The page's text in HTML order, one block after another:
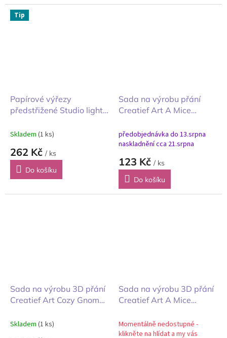
Tip
Papírové výřezy
předstřižené Studio light
Skladem (1 ks)
262 Kč / ks
Do košíku
Sada na výrobu přání
Creatief Art A Mice
dovolené A6
předobjednávka do 13.srpna
naskladnění cca 21.srpna
123 Kč / ks
Do košíku
Sada na výrobu 3D přání
Creatief Art Cozy Gnomes
Skladem (1 ks)
Sada na výrobu 3D přání
Creatief Art A Mice
Momentálně nedostupné -
klikněte na hlídat a my vás